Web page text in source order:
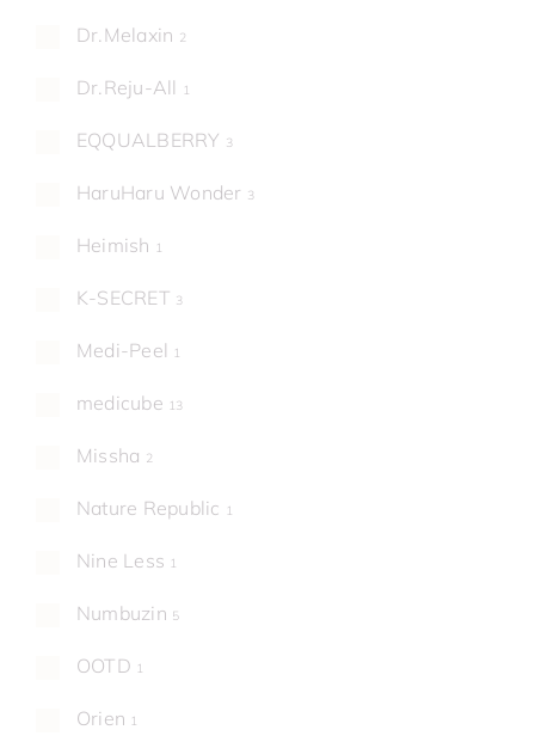
Dr.Melaxin 2
Dr.Reju-All 1
EQQUALBERRY 3
HaruHaru Wonder 3
Heimish 1
K-SECRET 3
Medi-Peel 1
medicube 13
Missha 2
Nature Republic 1
Nine Less 1
Numbuzin 5
OOTD 1
Orien 1